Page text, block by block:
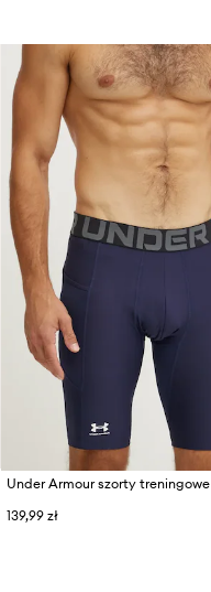
Under Armour szorty treningowe
139,99 zł